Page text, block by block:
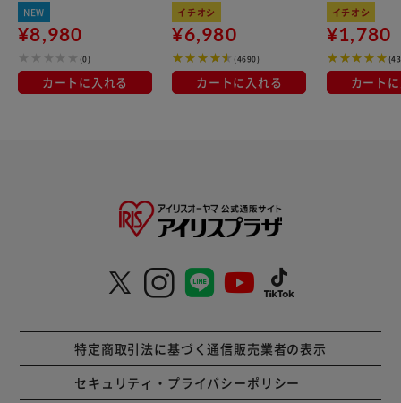
レー×ベージュ
NEW
¥8,980
(0)
カートに入れる
kg×3袋
イチオシ
¥6,980
(4690)
カートに入れる
100％使用
イチオシ
¥1,780
カート
特定商取引法に基づく通信販売業者の表示
セキュリティ・プライバシーポリシー